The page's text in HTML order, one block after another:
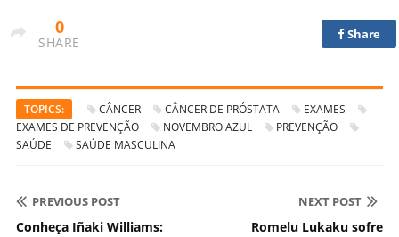
0
SHARE
Share
TOPICS: CÂNCER CÂNCER DE PRÓSTATA
EXAMES
EXAMES DE PREVENÇÃO
NOVEMBRO AZUL
PREVENÇÃO
SAÚDE
SAÚDE MASCULINA
PREVIOUS POST
Conheça Iñaki Williams:
NEXT POST
Romelu Lukaku sofre